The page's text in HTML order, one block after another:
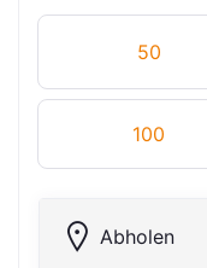
50
100
Abholen